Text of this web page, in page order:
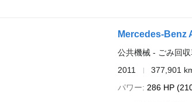
Mercedes-Benz
公共機械 - ごみ回
2011
377,901
パワー 286 HP